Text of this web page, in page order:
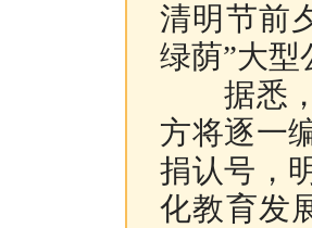
清明节前
绿荫”大型
据悉，
方将逐一
捐认号，
化教育发